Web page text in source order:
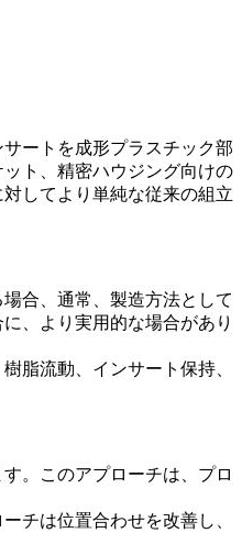
ートを成形プラスチック部
ト、精密ハウジング向けの
してより単純な従来の組立
合、通常、製造方法として
、より実用的な場合があり
脂流動、インサート保持、
。このアプローチは、プロ
チは位置合わせを改善し、